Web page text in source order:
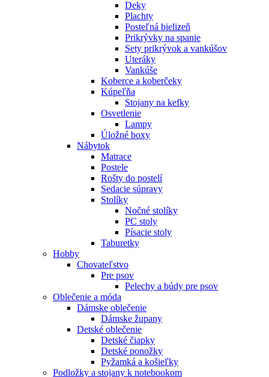
Deky
Plachty
Posteľná bielizeň
Prikrývky na spanie
Sety prikrývok a vankúšov
Uteráky
Vankúše
Koberce a koberčeky
Kúpeľňa
Stojany na kefky
Osvetlenie
Lampy
Úložné boxy
Nábytok
Matrace
Postele
Rošty do postelí
Sedacie súpravy
Stolíky
Nočné stolíky
PC stoly
Písacie stoly
Taburetky
Hobby
Chovateľstvo
Pre psov
Pelechy a búdy pre psov
Oblečenie a móda
Dámske oblečenie
Dámske župany
Detské oblečenie
Detské čiapky
Detské ponožky
Pyžamká a košieľky
Podložky a stojany k notebookom